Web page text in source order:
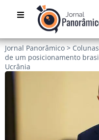
Jornal Panorâmico > Colunas
de um posicionamento
Ucrânia